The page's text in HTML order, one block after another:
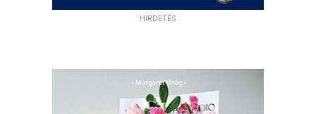
HIRDETÉS